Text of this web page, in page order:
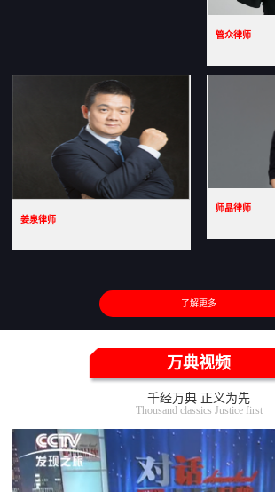
管众律师
姜泉律师
师晶律师
了解更多
万典视频
千经万典 正义为先
Thousand classics Justice first